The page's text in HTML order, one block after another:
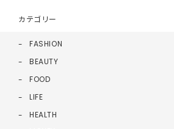
カテゴリー
FASHION
BEAUTY
FOOD
LIFE
HEALTH